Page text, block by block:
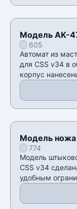
Модель AK-
605
Автомат из
для CSS v34 в
корпус
Модель ножа
CSS v34
774
Модель
CSS v34
удобным